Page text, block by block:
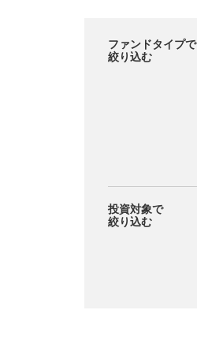
ファンドタイプで
絞り込む
投資対象で
絞り込む